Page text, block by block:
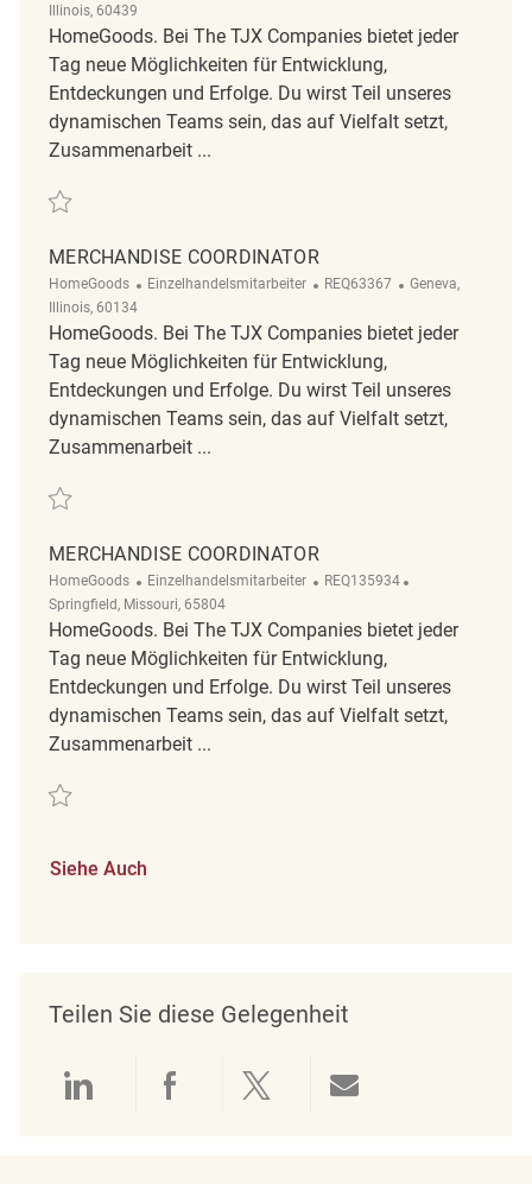
Illinois, 60439
HomeGoods. Bei The TJX Companies bietet jeder
Tag neue Möglichkeiten für Entwicklung,
Entdeckungen und Erfolge. Du wirst Teil unseres
dynamischen Teams sein, das auf Vielfalt setzt,
Zusammenarbeit ...
Retten Merchandise Coordinator REQ137749
MERCHANDISE COORDINATOR
HomeGoods Kategorie
Einzelhandelsmitarbeiter ReqId
REQ63367 Ort
Geneva,
Illinois, 60134
HomeGoods. Bei The TJX Companies bietet jeder
Tag neue Möglichkeiten für Entwicklung,
Entdeckungen und Erfolge. Du wirst Teil unseres
dynamischen Teams sein, das auf Vielfalt setzt,
Zusammenarbeit ...
Retten Merchandise Coordinator REQ63367
MERCHANDISE COORDINATOR
HomeGoods Kategorie
Einzelhandelsmitarbeiter ReqId
REQ135934
Springfield, Missouri, 65804
HomeGoods. Bei The TJX Companies bietet jeder
Tag neue Möglichkeiten für Entwicklung,
Entdeckungen und Erfolge. Du wirst Teil unseres
dynamischen Teams sein, das auf Vielfalt setzt,
Zusammenarbeit ...
Retten merchandise coordinator REQ135934
Siehe Auch
Teilen Sie diese Gelegenheit
Über LinkedIn teilen
Über Facebook teilen
Über Twitter teilen